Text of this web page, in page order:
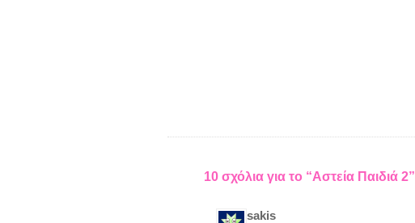
10 σχόλια για το “Αστεία Παιδιά 2”
sakis